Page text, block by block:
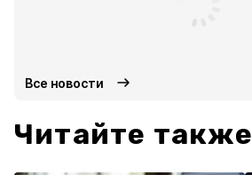
Все новости
Читайте также